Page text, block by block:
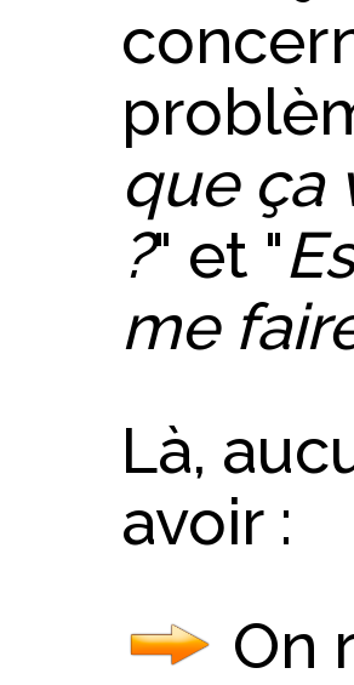
que ça
?" et "
me
Là,
avoir :
On